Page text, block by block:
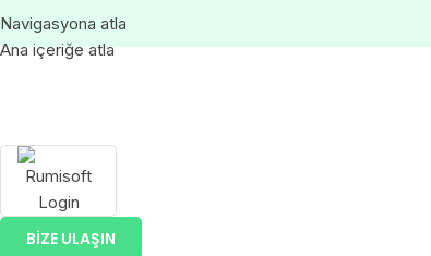
Navigasyona atla
Ana içeriğe atla
BIZE ULAŞIN